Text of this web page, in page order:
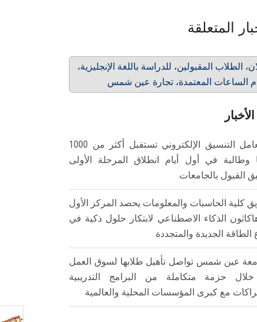
المتعلقة
الطلاب المقبولين، للدراسة باللغة الإنجليزية،
الساعات المعتمدة، تجارة عين شمس
معامل التنسيق الإلكتروني تستقبل أكثر من 1000
وطالبة في أول أيام انطلاق المرحلة الأولى
القبول بالجامعات
كلية الحاسبات والمعلومات يحصد المركز الأول
الذكاء الاصطناعي لابتكار حلول ذكية في
الجديدة والمتجددة
عين شمس تواصل تأهيل طلابها لسوق العمل
حزمة متكاملة من البرامج التدريبية
مع كبرى المؤسسات المحلية والعالمية